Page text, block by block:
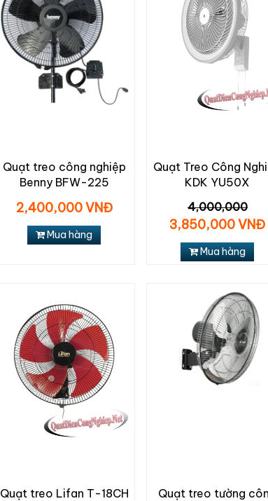
Quạt treo công nghiệp
Benny BFW-225
2,400,000 VNĐ
Mua hàng
Quạt Treo Công
KDK YU50X
4,000,000
3,850,000 VNĐ
Mua hàng
Quạt treo Lifan T-18CH
Quạt treo tường